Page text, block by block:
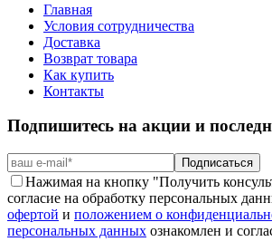
Главная
Условия сотрудничества
Доставка
Возврат товара
Как купить
Контакты
Подпишитесь на акции и
Подписаться
Нажимая на кнопку "Получить
согласие на обработку персональных
офертой и положением о
персональных данных ознакомлен и